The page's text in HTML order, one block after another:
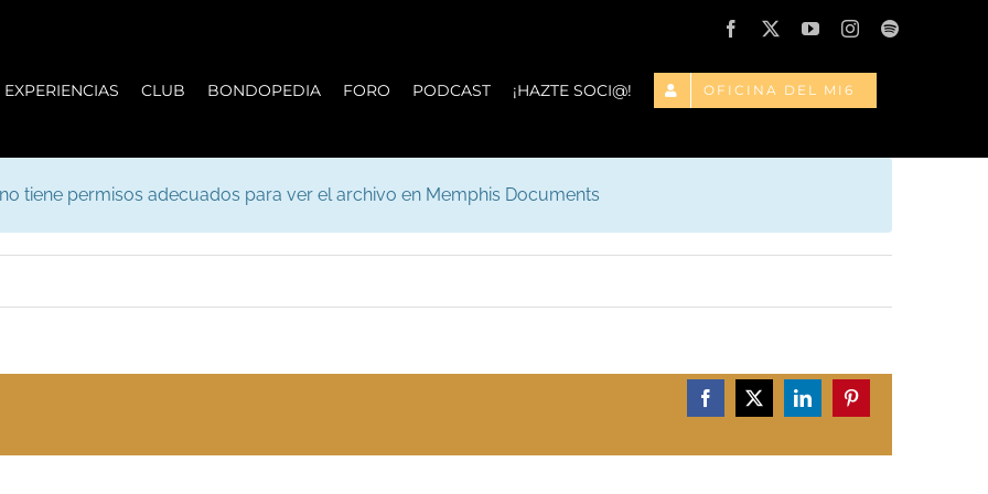
Facebook
X YouTubeInstagramSpotify
EXPERIENCIAS CLUB BONDOPEDIA FORO PODCAST ¡HAZTE SOCI@! OFICINA DEL MI6
tiene permisos adecuados para ver el archivo en Memphis Documents
Facebook
X LinkedInPinterest